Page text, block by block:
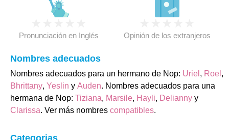
Pronunciación en Inglés Opinión de los extranjeros
Nombres adecuados
Nombres adecuados para un hermano de Nop: Uriel , Roel ,
Bhrittany, Yeslin y Auden. Nombres adecuados para una
hermana de Nop: Tiziana, Marsile, Hayli, Delianny y
Clarissa. Ver más nombres compatibles.
Categorias